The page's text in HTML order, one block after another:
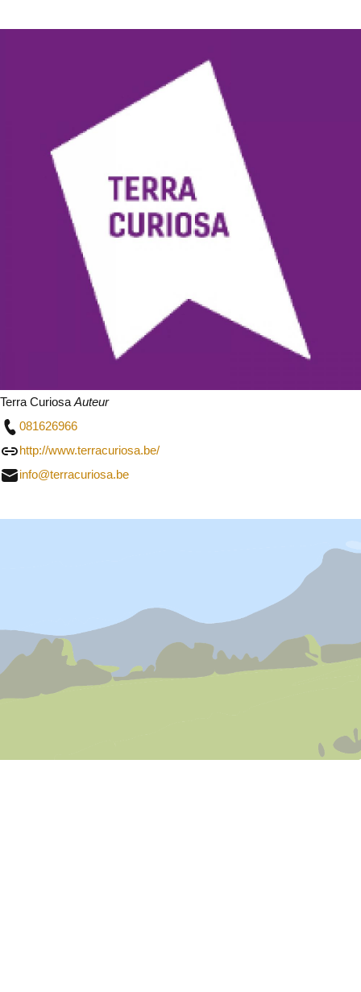
Terra Curiosa Auteur
081626966
http://www.terracuriosa.be/
info@terracuriosa.be